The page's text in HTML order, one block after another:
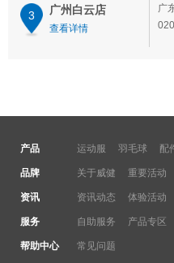
3 广州白云店
查看详情
广
产品 运动服 羽毛球 配
品牌 关于威健 重要活动
资讯 资讯动态 体验活动
服务 自助服务 产品专区
帮助中心 常见问题